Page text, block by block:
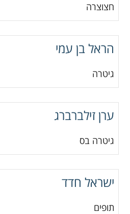
חצוצרה
הראל בן עמי
גיטרה
ערן זילברברג
גיטרה בס
ישראל חדד
תופים